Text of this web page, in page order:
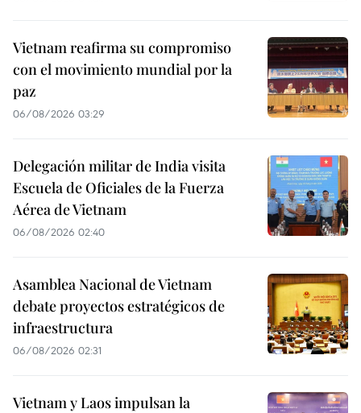
Vietnam reafirma su compromiso
con el movimiento mundial por la
paz
06/08/2026 03:29
Delegación militar de India visita
Escuela de Oficiales de la Fuerza
Aérea de Vietnam
06/08/2026 02:40
Asamblea Nacional de Vietnam
debate proyectos estratégicos de
infraestructura
06/08/2026 02:31
Vietnam y Laos impulsan la